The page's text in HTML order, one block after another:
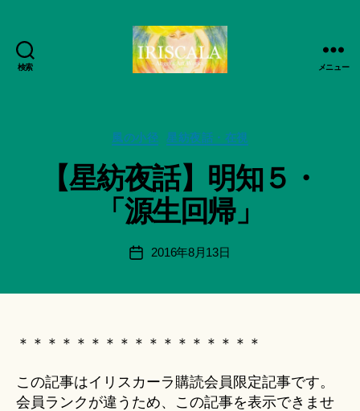
検索
日
活
動
記
録・
品
IRISCALA
メニュー
カ
ゴ
リ
ー
風の小径 星紡夜話・在視
【星紡夜話】明知５・
「源生回帰」
投
稿
智
日
月
＊
a
ki
＊
投
2016年8月13日
＊＊＊＊＊＊＊＊＊＊＊＊＊＊＊＊＊
この記事はイリスカーラ購読会員限定記事です。
会員ランクが違うため、この記事を表示できませ